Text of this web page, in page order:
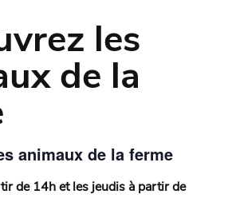
les
de la
animaux de la ferme
de 14h et les jeudis à partir de